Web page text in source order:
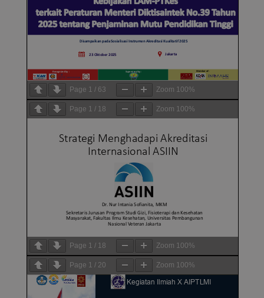
Page 1 / 63 Zoom 100%
Page 1 / 18 Zoom 100%
Page 1 / 18 Zoom 100%
Page 1 / 20 Zoom 100%